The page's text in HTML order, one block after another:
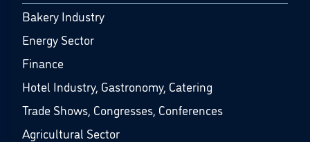
Bakery Industry
Energy Sector
Finance
Hotel Industry, Gastronomy, Catering
Trade Shows, Congresses, Conferences
Agricultural Sector